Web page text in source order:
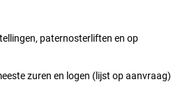
paternosterliften en op
zuren en logen (lijst op aanvraag)